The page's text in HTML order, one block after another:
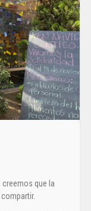
creemos que la